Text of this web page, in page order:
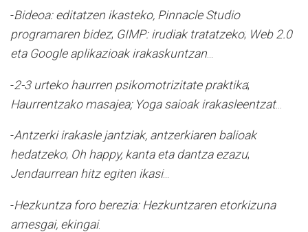
-Bideoa: editatzen ikasteko, Pinnacle Studio
programaren bidez; GIMP: irudiak tratatzeko; Web 2.0
eta Google aplikazioak irakaskuntzan...
-2-3 urteko haurren psikomotrizitate praktika;
Haurrentzako masajea; Yoga saioak irakasleentzat...
-Antzerki irakasle jantziak, antzerkiaren balioak
hedatzeko; Oh happy, kanta eta dantza ezazu;
Jendaurrean hitz egiten ikasi...
-Hezkuntza foro berezia: Hezkuntzaren etorkizuna
amesgai, ekingai.